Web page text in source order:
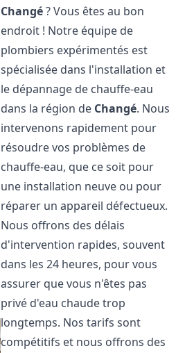
Changé? Vous êtes au bon
endroit ! Notre équipe de
plombiers expérimentés est
spécialisée dans l'installation et
le dépannage de chauffe-eau
dans la région de Changé. Nous
intervenons rapidement pour
résoudre vos problèmes de
chauffe-eau, que ce soit pour
une installation neuve ou pour
réparer un appareil défectueux.
Nous offrons des délais
d'intervention rapides, souvent
dans les 24 heures, pour vous
assurer que vous n'êtes pas
privé d'eau chaude trop
longtemps. Nos tarifs sont
compétitifs et nous offrons des